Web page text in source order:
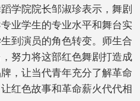
学院院长邹淑珍表示，舞剧
业学生的专业水平和舞台实
到演员的角色转变。师生合
努力将这部红色舞剧打造成
，让当代青年充分了解革命
红色故事和革命薪火代代相